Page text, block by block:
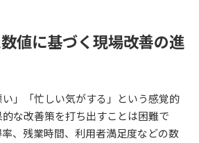
値に基づく現場改善の進
い」「忙しい気がする」という感覚的
な改善策を打ち出すことは困難で
、残業時間、利用者満足度などの数